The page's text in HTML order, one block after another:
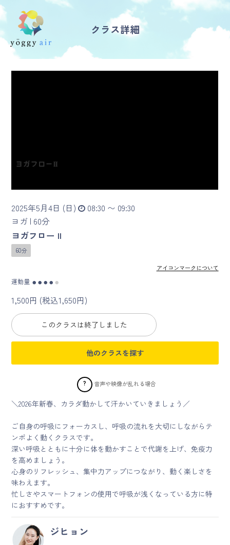
受講の流れ
yoggy store
yoggy magazine
yoggy mommy
マイページ
会員規約について
クラス参加にあたっての同意書
プライバシーポリシー
クラス詳細
2025年5月4日 (日)
08:30 〜 09:30
ヨガ | 60分
ヨガフロー II
60分
アイコンマークについて
運動量 ● ● ● ● ●
1,500円 (税込1,650円)
このクラスは終了しました
他のクラスを探す
? 音声や映像が乱れる場合
＼2026年新春、カラダ動かして汗かいていきましょう／
ご自身の呼吸にフォーカスし、呼吸の流れを大切にしながらテ
ンポよく動くクラスです。
深い呼吸とともに十分に体を動かすことで代謝を上げ、免疫力
を高めましょう。
心身のリフレッシュ、集中力アップにつながり、動く楽しさを
味わえます。
忙しさやスマートフォンの使用で呼吸が浅くなっている方に特
におすすめです。
ジヒョン